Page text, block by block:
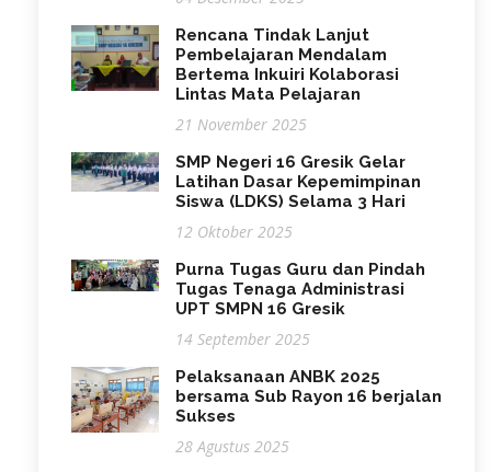
Rencana Tindak Lanjut
Pembelajaran Mendalam
Bertema Inkuiri Kolaborasi
Lintas Mata Pelajaran
21 November 2025
SMP Negeri 16 Gresik Gelar
Latihan Dasar Kepemimpinan
Siswa (LDKS) Selama 3 Hari
12 Oktober 2025
Purna Tugas Guru dan Pindah
Tugas Tenaga Administrasi
UPT SMPN 16 Gresik
14 September 2025
Pelaksanaan ANBK 2025
bersama Sub Rayon 16 berjalan
Sukses
28 Agustus 2025